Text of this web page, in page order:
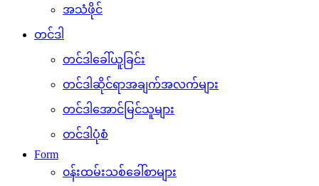
အသံဖိုင်
တင်ဒါ
တင်ဒါခေါ်ယူခြင်း
တင်ဒါဆိုင်ရာအချက်အလက်များ
တင်ဒါအောင်မြင်သူများ
တင်ဒါပုံစံ
Form
၀န်းထမ်းသစ်ခေါ်စာများ